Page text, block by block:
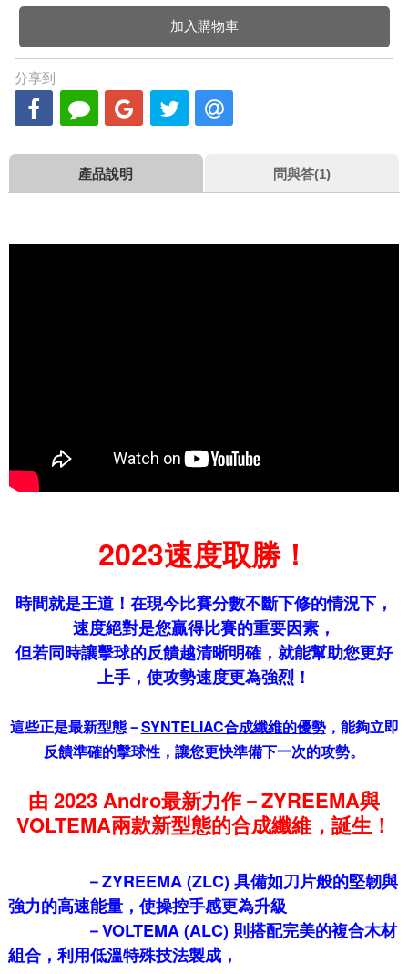
加入購物車
分享到
產品說明 問與答(1)
2023速度取勝！
時間就是王道！在現今比賽分數不斷下修的情況下，
速度絕對是您贏得比賽的重要因素，
但若同時讓擊球的反饋越清晰明確，就能幫助您更好
上手，使攻勢速度更為強烈！
這些正是最新型態－SYNTELIAC合成纖維的優勢，能夠立即
反饋準確的擊球性，讓您更快準備下一次的攻勢。
由 2023 Andro最新力作－ZYREEMA與
VOLTEMA兩款新型態的合成纖維，誕生！
－ZYREEMA (ZLC) 具備如刀片般的堅韌與
強力的高速能量，使操控手感更為升級
－VOLTEMA (ALC) 則搭配完美的複合木材
組合，利用低溫特殊技法製成，